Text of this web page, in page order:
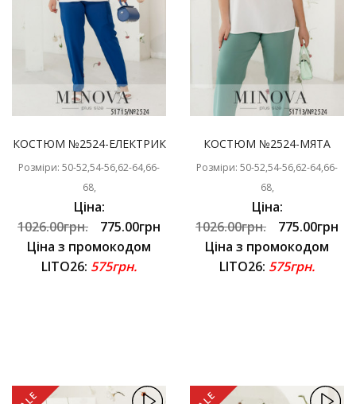
КОСТЮМ №2524-ЕЛЕКТРИК
Розміри: 50-52,54-56,62-64,66-
68,
Ціна:
1026.00грн.
775.00грн
Ціна з промокодом
LITO26: 575грн.
КОСТЮМ №2524-МЯТА
Розміри: 50-52,54-56,62-64,66-
68,
Ціна:
1026.00грн.
775.00грн
Ціна з промокодом
LITO26: 575грн.